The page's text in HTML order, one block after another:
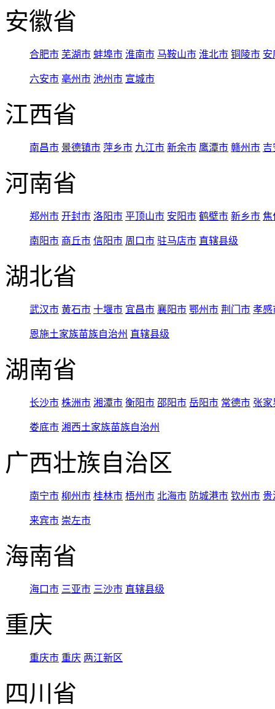
安徽省
合肥市 芜湖市 蚌埠市 淮南市 马鞍山市 淮北市 铜陵市 安
六安市 亳州市 池州市 宣城市
江西省
南昌市 景德镇市 萍乡市 九江市 新余市 鹰潭市 赣州市 吉
河南省
郑州市 开封市 洛阳市 平顶山市 安阳市 鹤壁市 新乡市 焦
南阳市 商丘市 信阳市 周口市 驻马店市 直辖县级
湖北省
武汉市 黄石市 十堰市 宜昌市 襄阳市 鄂州市 荆门市 孝感
恩施土家族苗族自治州 直辖县级
湖南省
长沙市 株洲市 湘潭市 衡阳市 邵阳市 岳阳市 常德市 张家
娄底市 湘西土家族苗族自治州
广西壮族自治区
南宁市 柳州市 桂林市 梧州市 北海市 防城港市 钦州市 贵
来宾市 崇左市
海南省
海口市 三亚市 三沙市 直辖县级
重庆
重庆市 重庆 两江新区
四川省